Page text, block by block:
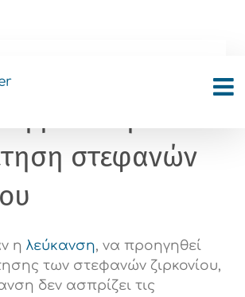
κάνω
μετά την
στεφανών
η λεύκανση, να προηγηθεί
των στεφανών ζιρκονίου,
δεν ασπρίζει τις